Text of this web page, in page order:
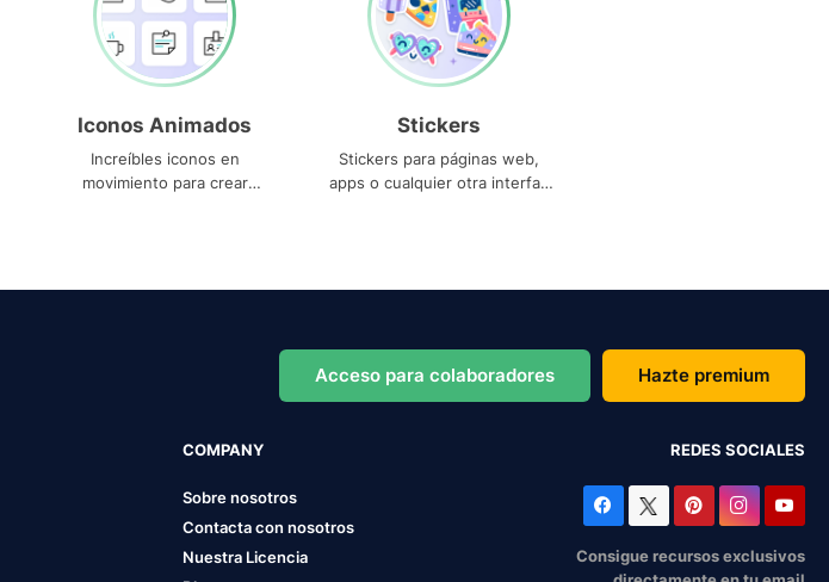
Iconos Animados
Increíbles iconos en
movimiento para crear
Stickers
Stickers para páginas web,
apps o cualquier otra interfaz
Acceso para colaboradores Hazte premium
COMPANY
Sobre nosotros
Contacta con nosotros
Nuestra Licencia
REDES SOCIALES
Consigue recursos exclusivos